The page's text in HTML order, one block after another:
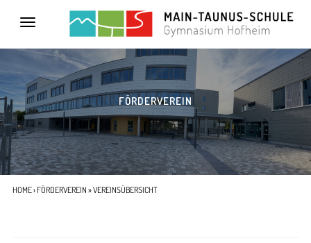
Toggle
FÖRDERVEREIN
HOME›FÖRDERVEREIN » VEREINSÜBERSICHT